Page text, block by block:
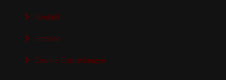
Kontakt
Sitemap
Cookie Einstellungen